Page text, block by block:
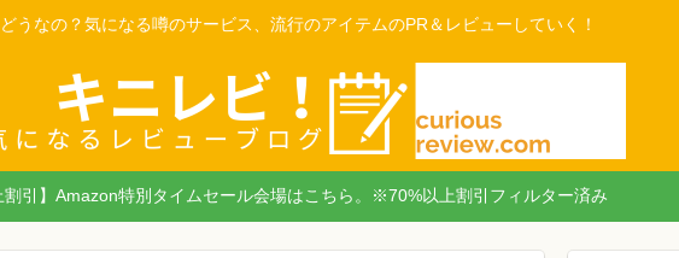
うなの？気になる噂のサービス、流行のアイテムのPR＆レビューしていく！
割引】Amazon特別タイムセール会場はこちら。※70%以上割引フィルター済み